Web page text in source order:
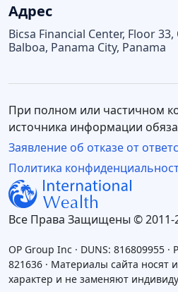
Адрес
Bicsa Financial Center, Floor
Balboa, Panama City, Panama
Все Права Защищены © 2011-
Политика
При полном или частичном
источника информации
Заявление об отказе от
OP Group Inc · DUNS: 816809955 ·
821636 · Материалы сайта
характер и не заменяют